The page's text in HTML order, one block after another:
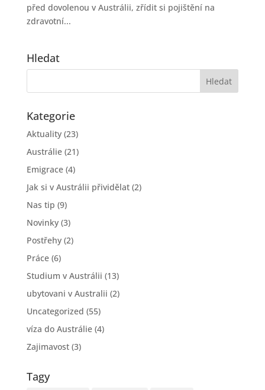
před dovolenou v Austrálii, zřídit si pojištění na
zdravotní...
Hledat
Kategorie
Aktuality(23)
Austrálie(21)
Emigrace(4)
Jak si v Austrálii přividělat(2)
Nas tip (9)
Novinky(3)
Postřehy(2)
Práce(6)
Studium v Austrálii (13)
ubytovani v Australii (2)
Uncategorized (55)
víza do Austrálie(4)
Zajimavost(3)
Tagy